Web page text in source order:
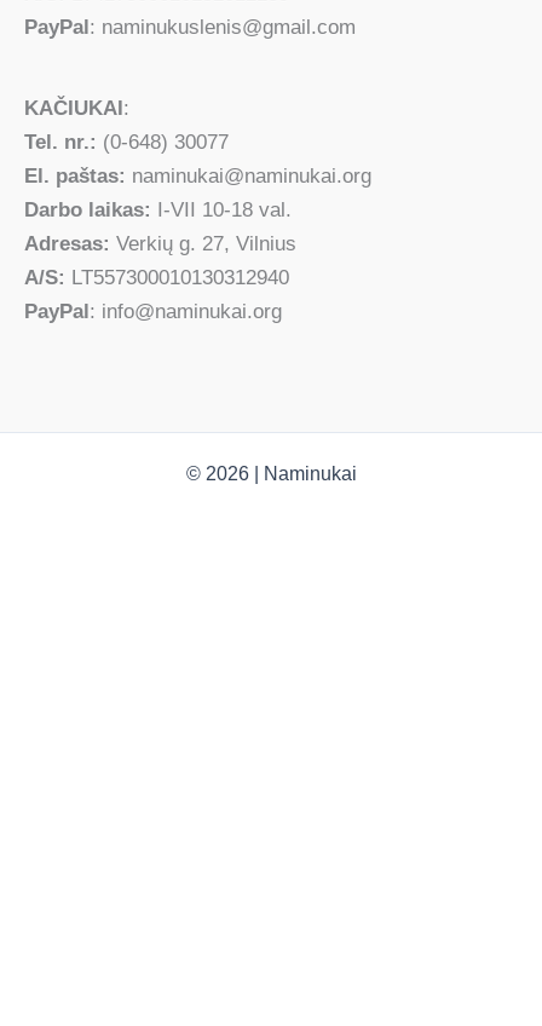
PayPal: naminukuslenis@gmail.com
KAČIUKAI :
Tel. nr.: (0-648) 30077
El. paštas: naminukai@naminukai.org
Darbo laikas:
I-VII 10-18 val.
Adresas: Verkių g. 27, Vilnius
A/S: LT557300010130312940
PayPal : info@naminukai.org
© 2026 | Naminukai